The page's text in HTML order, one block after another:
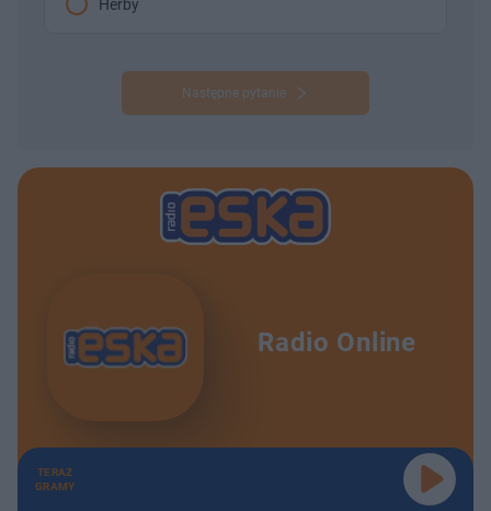
Herby
Następne pytanie
Radio Online
TERAZ
GRAMY